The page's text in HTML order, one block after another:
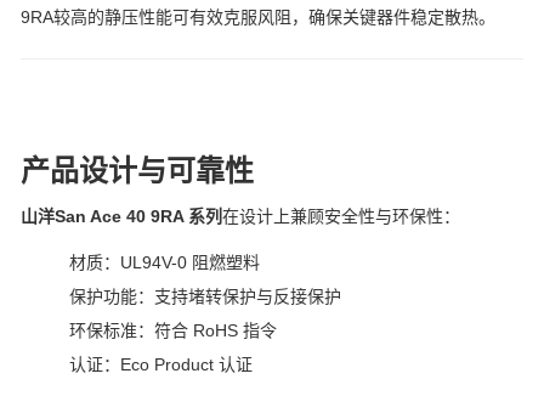
9RA较高的静压性能可有效克服风阻，确保关键器件稳定散热。
产品设计与可靠性
山洋San Ace 40 9RA 系列在设计上兼顾安全性与环保性：
材质：UL94V-0 阻燃塑料
保护功能：支持堵转保护与反接保护
环保标准：符合 RoHS 指令
认证：Eco Product 认证